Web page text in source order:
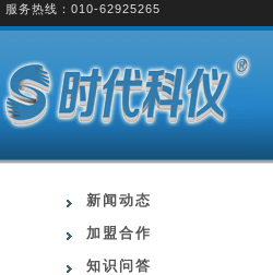
服务热线：010-62925265
新闻动态
加盟合作
知识问答